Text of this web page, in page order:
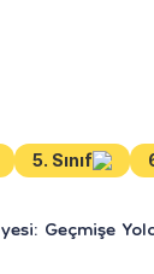
5. Sınıf
Geçmişe